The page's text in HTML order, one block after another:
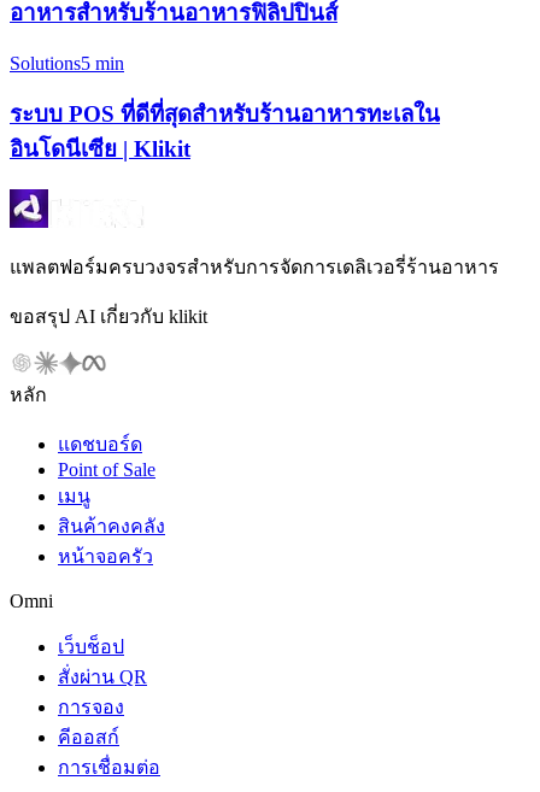
อาหารสำหรับร้านอาหารฟิลิปปินส์
Solutions5 min
ระบบ POS ที่ดีที่สุดสำหรับร้านอาหารทะเลใน
อินโดนีเซีย | Klikit
แพลตฟอร์มครบวงจรสำหรับการจัดการเดลิเวอรี่ร้านอาหาร
ขอสรุป AI เกี่ยวกับ klikit
หลัก
แดชบอร์ด
Point of Sale
เมนู
สินค้าคงคลัง
หน้าจอครัว
Omni
เว็บช็อป
สั่งผ่าน QR
การจอง
คีออสก์
การเชื่อมต่อ